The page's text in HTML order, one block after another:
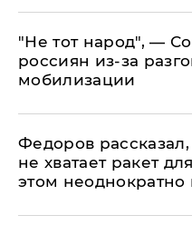
​"Не тот народ", —
россиян из-за
мобилизации
Федоров
не хватает ракет
этом неоднократно